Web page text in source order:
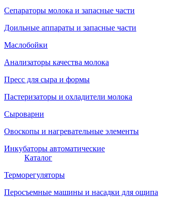
Сепараторы молока и запасные части
Доильные аппараты и запасные части
Маслобойки
Анализаторы качества молока
Пресс для сыра и формы
Пастеризаторы и охладители молока
Сыроварни
Овоскопы и нагревательные элементы
Инкубаторы автоматические
Каталог
Терморегуляторы
Перосъемные машины и насадки для ощипа